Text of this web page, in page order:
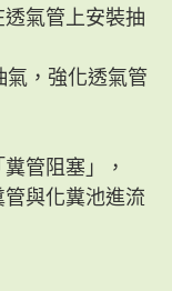
氣管上安裝抽
氣，強化透氣管
管阻塞」，
與化糞池進流